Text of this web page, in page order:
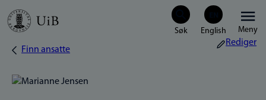
Hopp
Meny
Navigasjonssti
Finn ansatte
Rediger